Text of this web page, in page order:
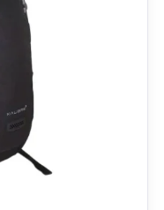
juga dilengkapi
dengan ukuran
bisa meletakkan
gunakan
lainnya.
yang bisa
botol
harga yang